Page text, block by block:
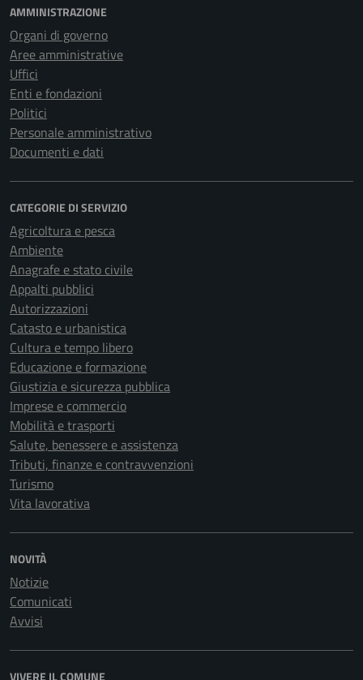
AMMINISTRAZIONE
Organi di governo
Aree amministrative
Uffici
Enti e fondazioni
Politici
Personale amministrativo
Documenti e dati
CATEGORIE DI SERVIZIO
Agricoltura e pesca
Ambiente
Anagrafe e stato civile
Appalti pubblici
Autorizzazioni
Catasto e urbanistica
Cultura e tempo libero
Educazione e formazione
Giustizia e sicurezza pubblica
Imprese e commercio
Mobilità e trasporti
Salute, benessere e assistenza
Tributi, finanze e contravvenzioni
Turismo
Vita lavorativa
NOVITÀ
Notizie
Comunicati
Avvisi
VIVERE IL COMUNE